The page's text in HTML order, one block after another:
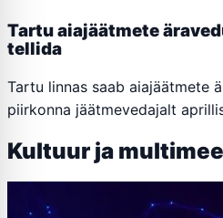
Tartu aiajäätmete
tellida
Tartu linnas saab aiajäätmete
piirkonna jäätmevedajalt
Kultuur ja